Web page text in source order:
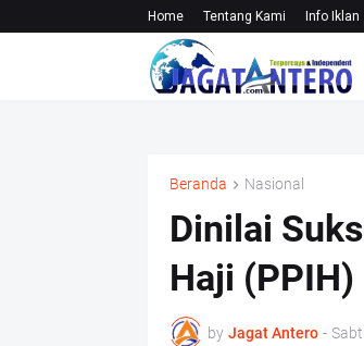
Home Tentang Kami Info Iklan
Beranda Nasional
Dinilai
Haji
by Jagat Antero -